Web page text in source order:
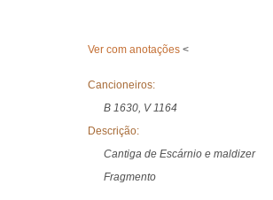
Ver com anotações <
Cancioneiros:
B 1630, V 1164
Descrição:
Cantiga de Escárnio e maldizer
Fragmento